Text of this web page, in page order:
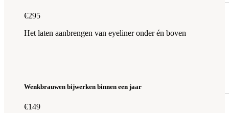
€295
Het laten aanbrengen van eyeliner onder én boven
Wenkbrauwen bijwerken binnen een jaar
€149